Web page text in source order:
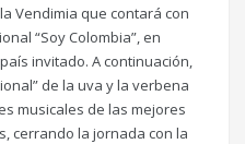
Vendimia que contará con
“Soy Colombia”, en
invitado. A continuación,
de la uva y la verbena
musicales de las mejores
cerrando la jornada con la